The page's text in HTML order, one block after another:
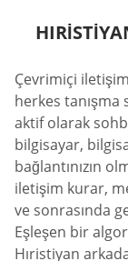
Çevrimiçi
herkes tanışma
aktif olarak
bilgisayar,
bağlantınızın
iletişim kurar,
ve sonrasında
Eşleşen bir
Hıristiyan